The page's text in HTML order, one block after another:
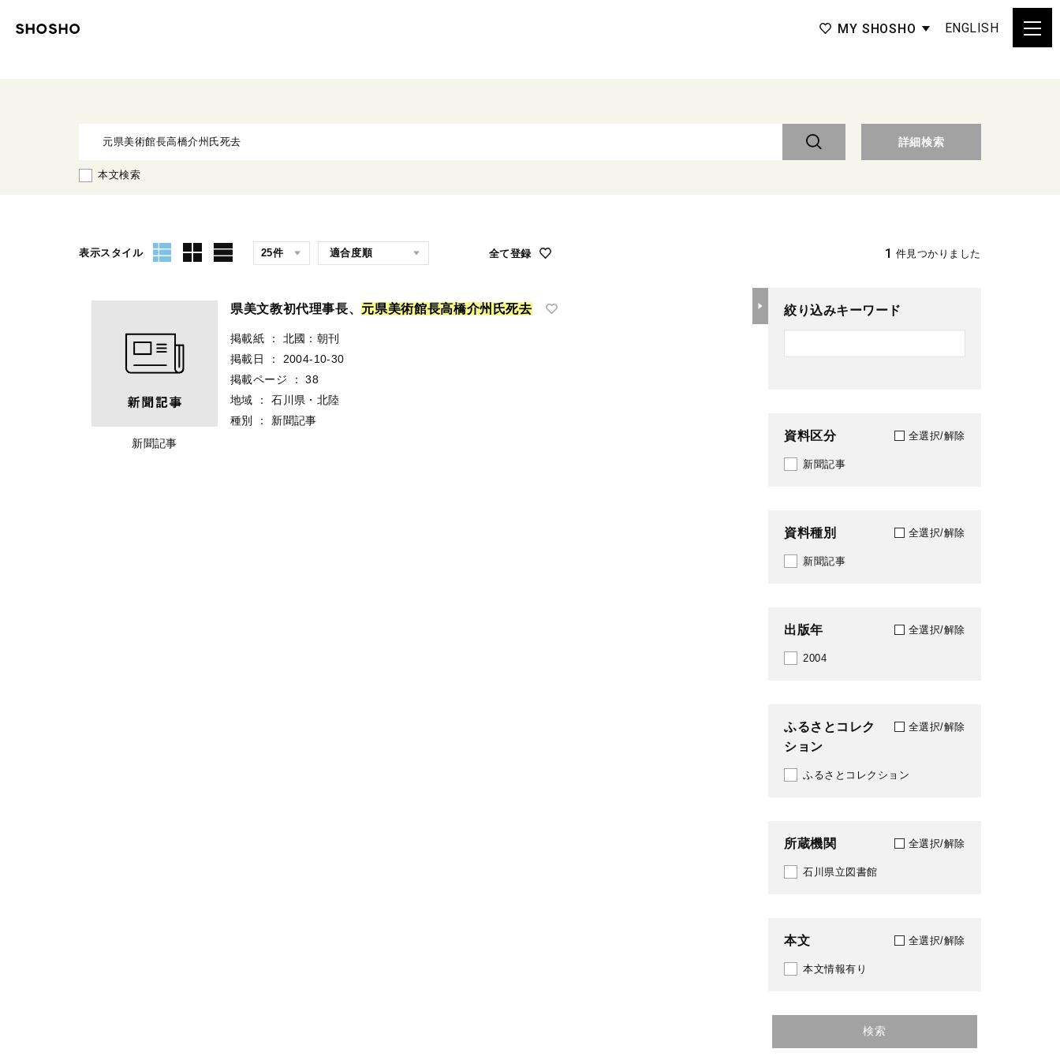
MY SHOSHO ENGLISH
詳細検索
本文検索
表示スタイル 全て登録 1 件見つかりました
新聞記事
県美文教初代理事長、 元県美術館長高橋介州 氏死去
掲載紙 ：
北國：朝刊
掲載日
：
2004-10-30
掲載ページ
：
38
地域
：
石川県・北陸
種別
： 新聞記事
絞り込みキーワード
資料区分 全選択/解除
新聞記事
資料種別 全選択/解除
新聞記事
出版年 全選択/解除
2004
ふるさとコレク
ション
全選択/解除
ふるさとコレクション
所蔵機関 全選択/解除
石川県立図書館
本文 全選択/解除
本文情報有り
検索